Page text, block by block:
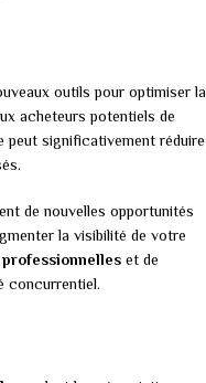
outils pour optimiser la
acheteurs potentiels de
peut significativement réduire
de nouvelles opportunités
la visibilité de votre
et de
concurrentiel.